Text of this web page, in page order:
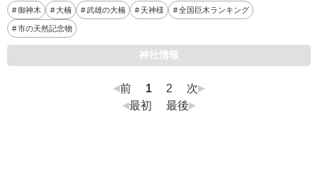
御神木 大楠 武雄の大楠 天神様 全国巨木ランキング
市の天然記念物
神社情報
前 1 2
次
最初
最後